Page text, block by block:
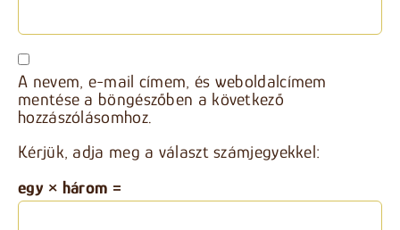
A nevem, e-mail címem, és weboldalcímem
mentése a böngészőben a következő
hozzászólásomhoz.
Kérjük, adja meg a választ számjegyekkel:
egy × három =